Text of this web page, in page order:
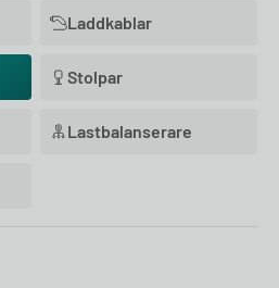
Laddkablar
Stolpar
Lastbalanserare